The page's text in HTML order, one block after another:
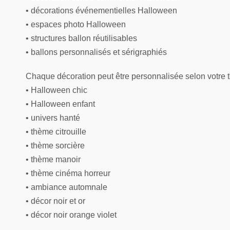
• décorations événementielles Halloween
• espaces photo Halloween
• structures ballon réutilisables
• ballons personnalisés et sérigraphiés
Chaque décoration peut être personnalisée selon votre
• Halloween chic
• Halloween enfant
• univers hanté
• thème citrouille
• thème sorcière
• thème manoir
• thème cinéma horreur
• ambiance automnale
• décor noir et or
• décor noir orange violet